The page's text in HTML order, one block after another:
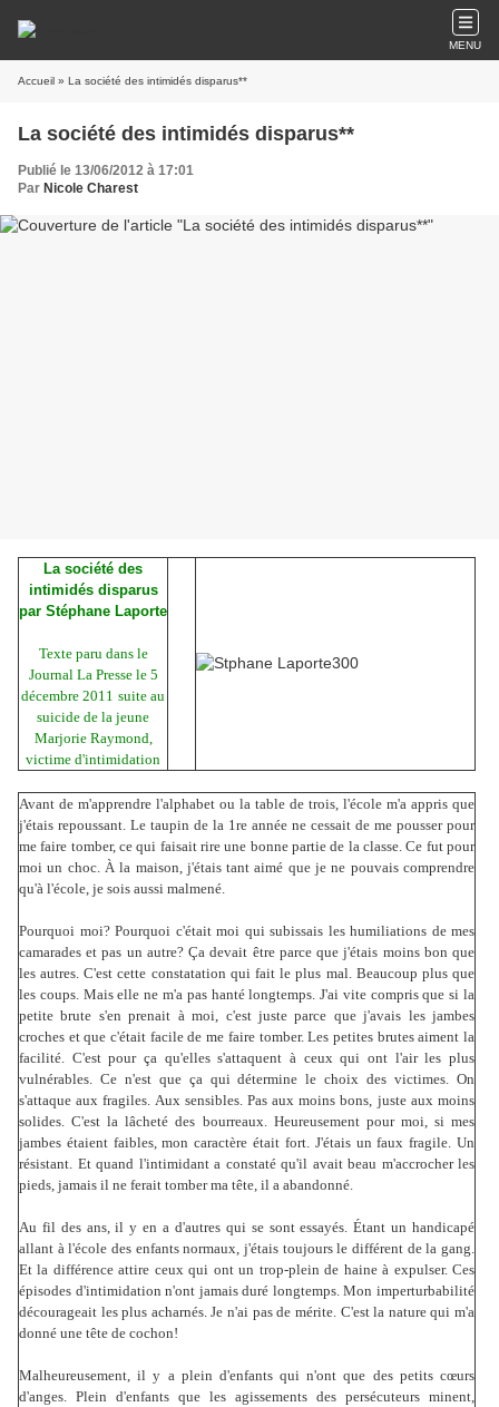
MENU
Accueil » La société des intimidés disparus**
La société des intimidés disparus**
Publié le 13/06/2012 à 17:01
Par Nicole Charest
La société des
intimidés disparus
par Stéphane Laporte
Texte paru dans le
Journal La Presse le 5
décembre 2011 suite au
suicide de la jeune
Marjorie Raymond,
victime d'intimidation
Avant de m'apprendre l'alphabet ou la table de trois, l'école m'a appris que
j'étais repoussant. Le taupin de la 1re année ne cessait de me pousser pour
me faire tomber, ce qui faisait rire une bonne partie de la classe. Ce fut pour
moi un choc. À la maison, j'étais tant aimé que je ne pouvais comprendre
qu'à l'école, je sois aussi malmené.
Pourquoi moi? Pourquoi c'était moi qui subissais les humiliations de mes
camarades et pas un autre? Ça devait être parce que j'étais moins bon que
les autres. C'est cette constatation qui fait le plus mal. Beaucoup plus que
les coups. Mais elle ne m'a pas hanté longtemps. J'ai vite compris que si la
petite brute s'en prenait à moi, c'est juste parce que j'avais les jambes
croches et que c'était facile de me faire tomber. Les petites brutes aiment la
facilité. C'est pour ça qu'elles s'attaquent à ceux qui ont l'air les plus
vulnérables. Ce n'est que ça qui détermine le choix des victimes. On
s'attaque aux fragiles. Aux sensibles. Pas aux moins bons, juste aux moins
solides. C'est la lâcheté des bourreaux. Heureusement pour moi, si mes
jambes étaient faibles, mon caractère était fort. J'étais un faux fragile. Un
résistant. Et quand l'intimidant a constaté qu'il avait beau m'accrocher les
pieds, jamais il ne ferait tomber ma tête, il a abandonné.
Au fil des ans, il y en a d'autres qui se sont essayés. Étant un handicapé
allant à l'école des enfants normaux, j'étais toujours le différent de la gang.
Et la différence attire ceux qui ont un trop-plein de haine à expulser. Ces
épisodes d'intimidation n'ont jamais duré longtemps. Mon imperturbabilité
décourageait les plus acharnés. Je n'ai pas de mérite. C'est la nature qui m'a
donné une tête de cochon!
Malheureusement, il y a plein d'enfants qui n'ont que des petits cœurs
d'anges. Plein d'enfants que les agissements des persécuteurs minent,